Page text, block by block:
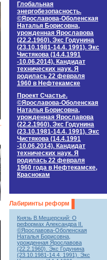
Глобальная
энергобезопасность.
©Ярославова-Оболенская
Наталья Борисовна,
урожденная Ярославова
(22.2.1960). Экс Годунина
(23.10.1981-14.4. 1991). Экс
Чистякова (14.4.1991
-10.06.2014). Кандидат
технических наук. Я
родилась 22 февраля
1960 в Нефтекамске
Проект Счастье.
©Ярославова-Оболенская
Наталья Борисовна,
урожденная Ярославова
(22.2.1960). Экс Годунина
(23.10.1981-14.4. 1991). Экс
Чистякова (14.4.1991
-10.06.2014). Кандидат
технических наук. Я
родилась 22 февраля
1960 года в Нефтекамске,
Краснокам
Лабиринты реформ
Князь В.Мещерский: О
реформах Александра II.
©Ярославова-Оболенская
Наталья Борисовна,
урожденная Ярославова
(22.2.1960). Экс Годунина
(23.10.1981-14.4. 1991). Экс